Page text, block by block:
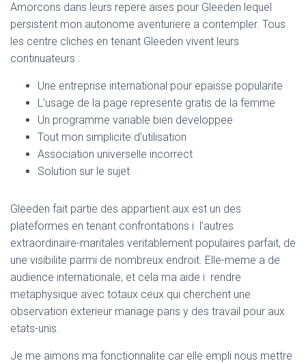
Amorcons dans leurs repere aises pour Gleeden lequel
persistent mon autonome aventuriere a contempler. Tous
les centre cliches en tenant Gleeden vivent leurs
continuateurs :
Une entreprise international pour epaisse popularite
L’usage de la page represente gratis de la femme
Un programme variable bien developpee
Tout mon simplicite d’utilisation
Association universelle incorrect
Solution sur le sujet
Gleeden fait partie des appartient aux est un des
plateformes en tenant confrontations i l’autres
extraordinaire-maritales veritablement populaires parfait, de
une visibilite parmi de nombreux endroit. Elle-meme a de
audience internationale, et cela ma aide i rendre
metaphysique avec totaux ceux qui cherchent une
observation exterieur mariage paris y des travail pour aux
etats-unis.
Je me aimons ma fonctionnalite car elle empli nous mettre